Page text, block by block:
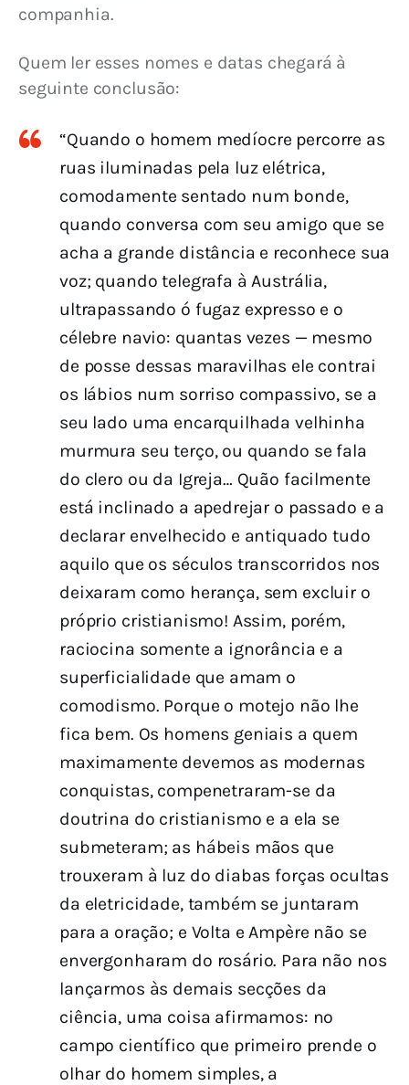
companhia.
Quem ler esses nomes e datas chegará à
seguinte conclusão:
“Quando o homem medíocre percorre as
ruas iluminadas pela luz elétrica,
comodamente sentado num bonde,
quando conversa com seu amigo que se
acha a grande distância e reconhece sua
voz; quando telegrafa à Austrália,
ultrapassando ó fugaz expresso e o
célebre navio: quantas vezes — mesmo
de posse dessas maravilhas ele contrai
os lábios num sorriso compassivo, se a
seu lado uma encarquilhada velhinha
murmura seu terço, ou quando se fala
do clero ou da Igreja… Quão facilmente
está inclinado a apedrejar o passado e a
declarar envelhecido e antiquado tudo
aquilo que os séculos transcorridos nos
deixaram como herança, sem excluir o
próprio cristianismo! Assim, porém,
raciocina somente a ignorância e a
superficialidade que amam o
comodismo. Porque o motejo não lhe
fica bem. Os homens geniais a quem
maximamente devemos as modernas
conquistas, compenetraram-se da
doutrina do cristianismo e a ela se
submeteram; as hábeis mãos que
trouxeram à luz do diabas forças ocultas
da eletricidade, também se juntaram
para a oração; e Volta e Ampère não se
envergonharam do rosário. Para não nos
lançarmos às demais secções da
ciência, uma coisa afirmamos: no
campo científico que primeiro prende o
olhar do homem simples, a